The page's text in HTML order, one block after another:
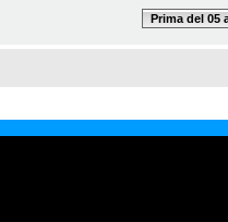
Prima del 05